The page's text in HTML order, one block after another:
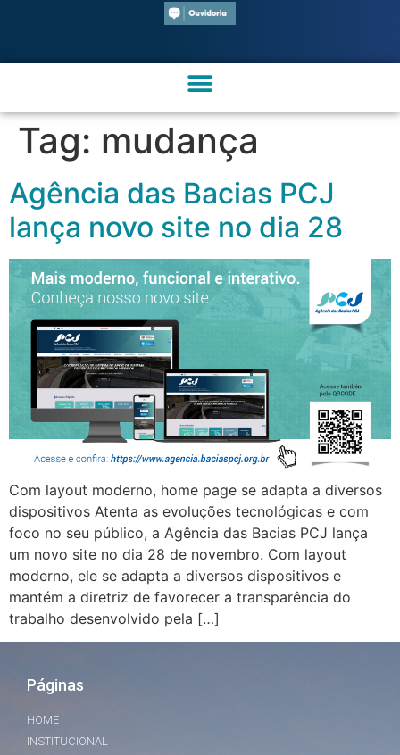
Tag: mudança
Agência das Bacias PCJ
lança novo site no dia 28
Com layout moderno, home page se adapta a diversos
dispositivos Atenta as evoluções tecnológicas e com
foco no seu público, a Agência das Bacias PCJ lança
um novo site no dia 28 de novembro. Com layout
moderno, ele se adapta a diversos dispositivos e
mantém a diretriz de favorecer a transparência do
trabalho desenvolvido pela […]
Páginas
HOME
INSTITUCIONAL